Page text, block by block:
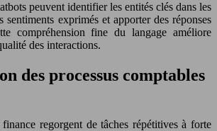
peuvent identifier les entités clés dans les
sentiments exprimés et apporter des réponses
compréhension fine du langage améliore
des interactions.
des processus comptables
regorgent de tâches répétitives à forte